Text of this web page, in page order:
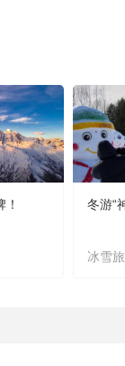
冬游“
冰雪